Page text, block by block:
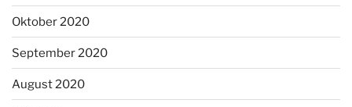
Oktober 2020
September 2020
August 2020